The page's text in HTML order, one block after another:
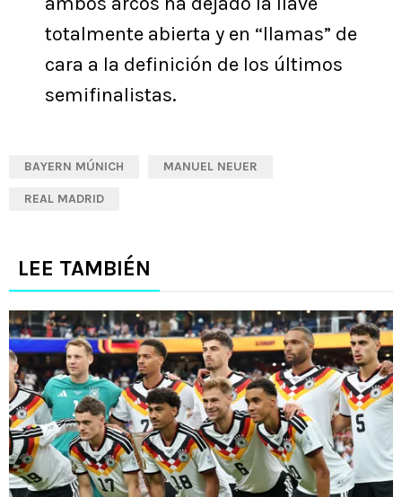
totalmente abierta y en “llamas” de
cara a la definición de los últimos
semifinalistas.
BAYERN MÚNICH MANUEL NEUER
REAL MADRID
LEE TAMBIÉN